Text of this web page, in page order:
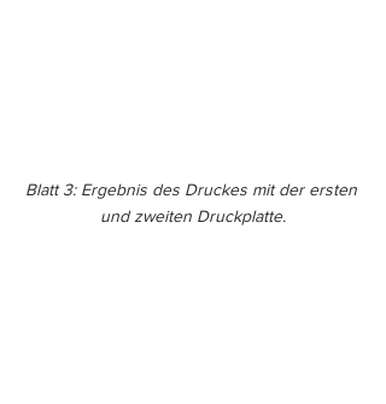
Blatt 3: Ergebnis des Druckes mit der ersten
und zweiten Druckplatte.